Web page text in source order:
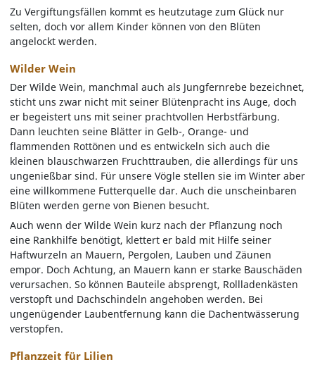
Zu Vergiftungsfällen kommt es heutzutage zum Glück nur
selten, doch vor allem Kinder können von den Blüten
angelockt werden.
Wilder Wein
Der Wilde Wein, manchmal auch als Jungfernrebe bezeichnet,
sticht uns zwar nicht mit seiner Blütenpracht ins Auge, doch
er begeistert uns mit seiner prachtvollen Herbstfärbung.
Dann leuchten seine Blätter in Gelb-, Orange- und
flammenden Rottönen und es entwickeln sich auch die
kleinen blauschwarzen Fruchttrauben, die allerdings für uns
ungenießbar sind. Für unsere Vögle stellen sie im Winter aber
eine willkommene Futterquelle dar. Auch die unscheinbaren
Blüten werden gerne von Bienen besucht.
Auch wenn der Wilde Wein kurz nach der Pflanzung noch
eine Rankhilfe benötigt, klettert er bald mit Hilfe seiner
Haftwurzeln an Mauern, Pergolen, Lauben und Zäunen
empor. Doch Achtung, an Mauern kann er starke Bauschäden
verursachen. So können Bauteile absprengt, Rollladenkästen
verstopft und Dachschindeln angehoben werden. Bei
ungenügender Laubentfernung kann die Dachentwässerung
verstopfen.
Pflanzzeit für Lilien